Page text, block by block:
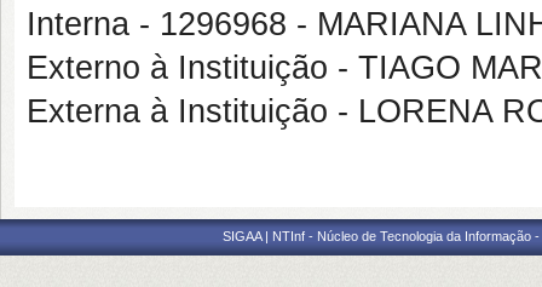
Interna - 1296968 - MARIANA
Externo à Instituição - TIAGO
Externa à Instituição - LORENA
SIGAA | NTInf - Núcleo de Tecnologia da